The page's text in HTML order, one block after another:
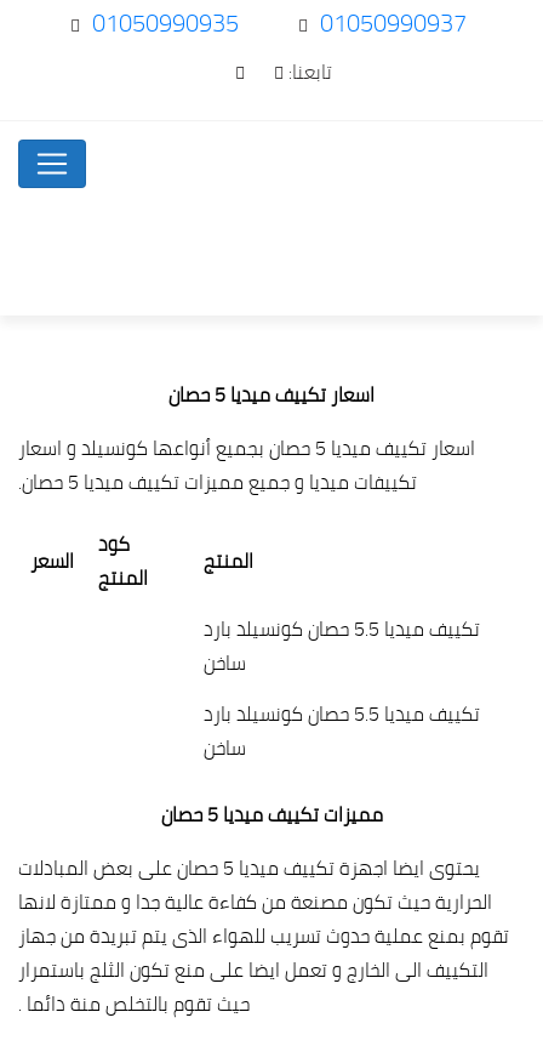
01050990937
01050990935
تابعنا:
اسعار تكييف ميديا 5 حصان
اسعار تكييف ميديا 5 حصان بجميع أنواعها كونسيلد و اسعار
تكييفات ميديا و جميع مميزات تكييف ميديا 5 حصان.
المنتج
كود
المنتج
السعر
تكييف ميديا 5.5 حصان كونسيلد بارد
ساخن
تكييف ميديا 5.5 حصان كونسيلد بارد
ساخن
مميزات تكييف ميديا 5 حصان
يحتوى ايضا اجهزة تكييف ميديا 5 حصان على بعض المبادلات
الحرارية حيث تكون مصنعة من كفاءة عالية جدا و ممتازة لانها
تقوم بمنع عملية حدوث تسريب للهواء الذى يتم تبريدة من جهاز
التكييف الى الخارج و تعمل ايضا على منع تكون الثلج باستمرار
حيث تقوم بالتخلص منة دائما .